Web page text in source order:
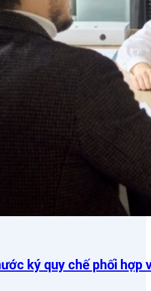
ký quy chế phối hợp